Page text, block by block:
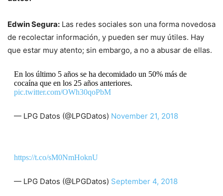
Edwin Segura: Las redes sociales son una forma novedosa
de recolectar información, y pueden ser muy útiles. Hay
que estar muy atento; sin embargo, a no a abusar de ellas.
En los último 5 años se ha decomidado un 50% más de
cocaína que en los 25 años anteriores.
pic.twitter.com/OWh30qoPbM
— LPG Datos (@LPGDatos) November 21, 2018
https://t.co/sM0NmHoknU
— LPG Datos (@LPGDatos) September 4, 2018